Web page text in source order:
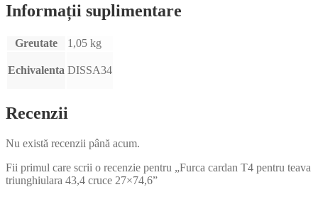
Informații suplimentare
Greutate 1,05 kg
Echivalenta DISSA34
Recenzii
Nu există recenzii până acum.
Fii primul care scrii o recenzie pentru „Furca cardan T4 pentru teava
triunghiulara 43,4 cruce 27×74,6”